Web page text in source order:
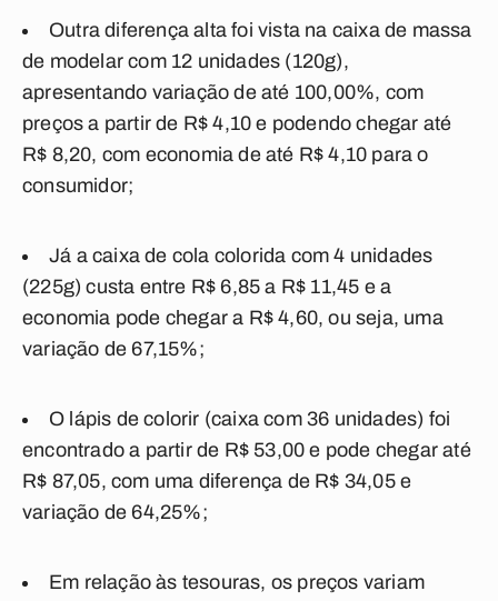
Outra diferença alta foi vista na caixa de massa
de modelar com 12 unidades (120g),
apresentando variação de até 100,00%, com
preços a partir de R$ 4,10 e podendo chegar até
R$ 8,20, com economia de até R$ 4,10 para o
consumidor;
Já a caixa de cola colorida com 4 unidades
(225g) custa entre R$ 6,85 a R$ 11,45 e a
economia pode chegar a R$ 4,60, ou seja, uma
variação de 67,15%;
O lápis de colorir (caixa com 36 unidades) foi
encontrado a partir de R$ 53,00 e pode chegar até
R$ 87,05, com uma diferença de R$ 34,05 e
variação de 64,25%;
Em relação às tesouras, os preços variam